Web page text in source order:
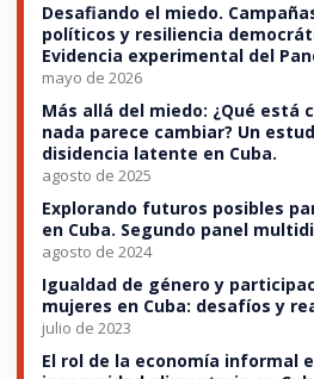
Desafiando el miedo.
políticos y resiliencia
Evidencia experimental del
mayo de 2026
Más allá del miedo: ¿Qué está
nada parece cambiar? Un
disidencia latente en Cuba.
agosto de 2025
Explorando futuros posibles
en Cuba. Segundo panel
agosto de 2024
Igualdad de género y
mujeres en Cuba: desafíos y
julio de 2023
El rol de la economía informal